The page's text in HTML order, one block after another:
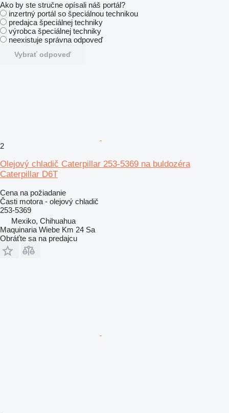
Ako by ste stručne opísali náš portál?
inzertný portál so špeciálnou technikou
predajca špeciálnej techniky
výrobca špeciálnej techniky
neexistuje správna odpoveď
Vybrať odpoveď
2
Olejový chladič Caterpillar 253-5369 na buldozéra
Caterpillar D6T
Cena na požiadanie
Časti motora - olejový chladič
253-5369
Mexiko, Chihuahua
Maquinaria Wiebe Km 24 Sa
Obráťte sa na predajcu